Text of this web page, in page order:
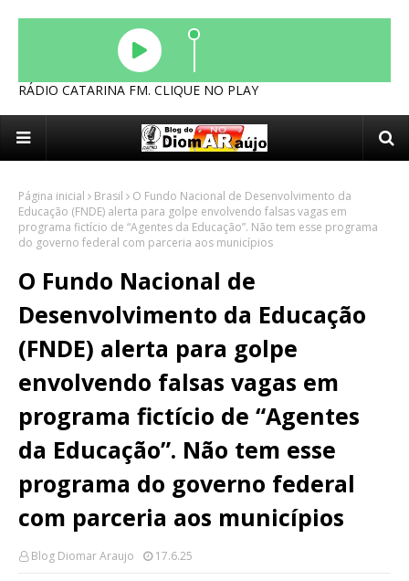
RÁDIO CATARINA FM. CLIQUE NO PLAY
Página inicial Brasil
O Fundo Nacional de Desenvolvimento da
Educação (FNDE) alerta para golpe envolvendo falsas vagas em
programa fictício de “Agentes da Educação”. Não tem esse programa
do governo federal com parceria aos municípios
O Fundo Nacional de
Desenvolvimento da Educação
(FNDE) alerta para golpe
envolvendo falsas vagas em
programa fictício de “Agentes
da Educação”. Não tem esse
programa do governo federal
com parceria aos municípios
Blog Diomar Araujo 17.6.25